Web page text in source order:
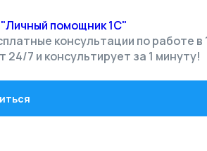
"Личный помощник 1С"
консультации по работе в
24/7 и консультирует за 1 минуту!